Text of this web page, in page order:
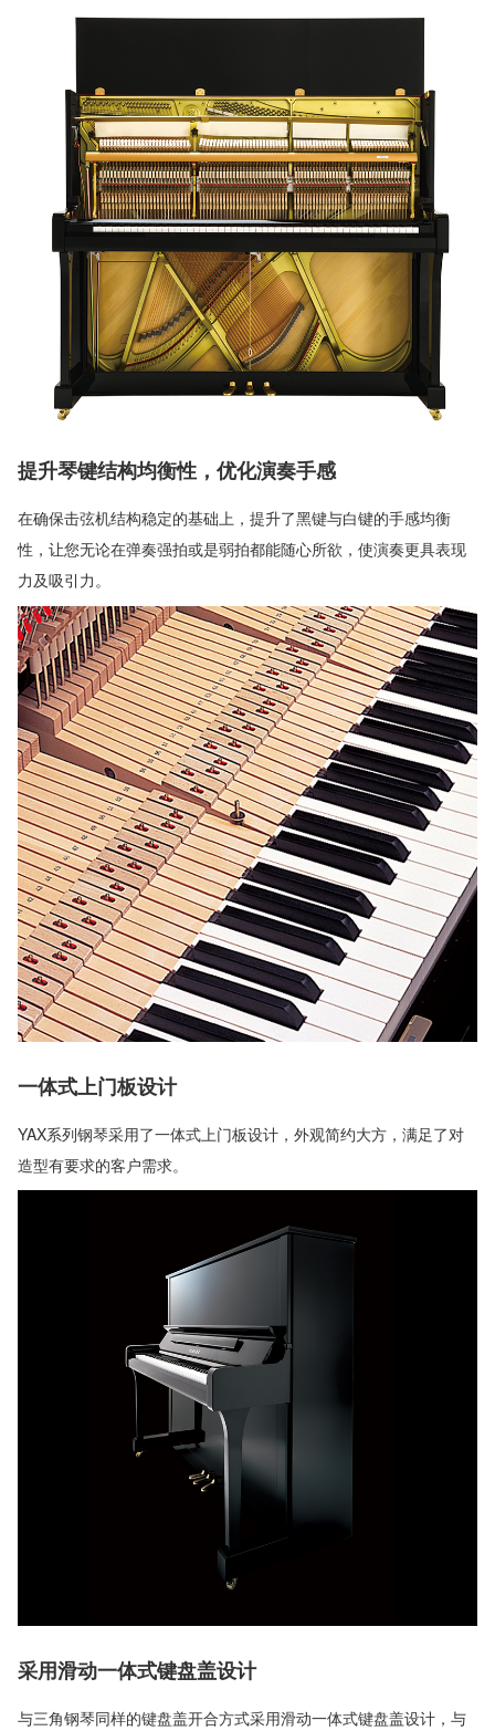
提升琴键结构均衡性，优化演奏手感
在确保击弦机结构稳定的基础上，提升了黑键与白键的手感均衡
性，让您无论在弹奏强拍或是弱拍都能随心所欲，使演奏更具表现
力及吸引力。
一体式上门板设计
YAX系列钢琴采用了一体式上门板设计，外观简约大方，满足了对
造型有要求的客户需求。
采用滑动一体式键盘盖设计
与三角钢琴同样的键盘盖开合方式采用滑动一体式键盘盖设计，与